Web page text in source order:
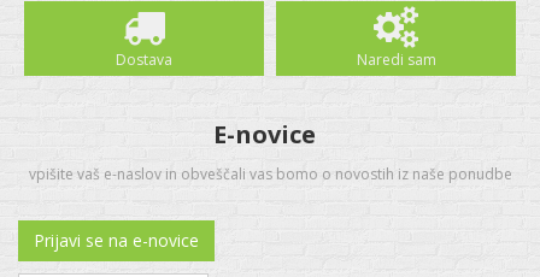
Dostava Naredi sam
E-novice
vpišite vaš e-naslov in obveščali vas bomo o novostih iz naše ponudbe
Prijavi se na e-novice